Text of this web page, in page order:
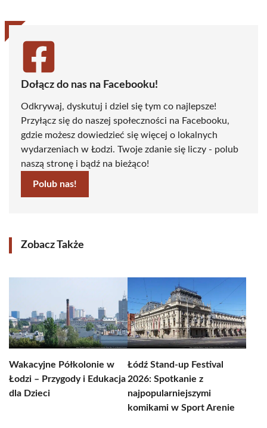
Dołącz do nas na Facebooku!
Odkrywaj, dyskutuj i dziel się tym co najlepsze!
Przyłącz się do naszej społeczności na Facebooku,
gdzie możesz dowiedzieć się więcej o lokalnych
wydarzeniach w Łodzi. Twoje zdanie się liczy - polub
naszą stronę i bądź na bieżąco!
Polub nas!
Zobacz Także
Wakacyjne Półkolonie w
Łodzi – Przygody i Edukacja
dla Dzieci
Łódź Stand-up Festival
2026: Spotkanie z
najpopularniejszymi
komikami w Sport Arenie